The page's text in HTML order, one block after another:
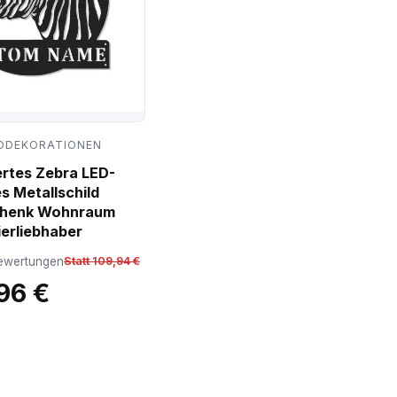
Zebra LED-
Metallschild
Wohnraum
Statt 109,94 €
€